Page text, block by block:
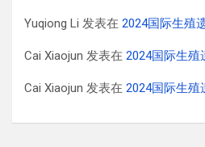
Yuqiong Li 发表在 2024国际生殖
Cai Xiaojun 发表在 2024国际生殖
Cai Xiaojun 发表在 2024国际生殖